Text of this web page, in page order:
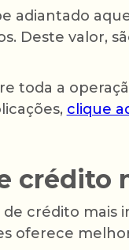
adiantado
Deste valor,
toda a
clique
crédito
crédito mais
oferece